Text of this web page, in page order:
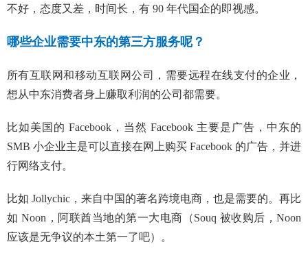
不好，态度又差，时间长，有 90 年代国企的即视感。
哪些企业需要中东的第三方服务呢？
所有互联网和移动互联网公司，需要远程在线支付的企业，
想从中东消费者身上赚取利润的公司都需要。
比如美国的 Facebook，当然 Facebook 主要是广告，中东的
SMB 小企业主是可以直接在网上购买 Facebook 的广告，并进
行网络支付。
比如 Jollychic，来自中国的著名跨境电商，也是需要的。再比
如 Noon，阿联酋当地的第一大电商（Souq 被收购后，Noon
应该是无争议的本土第一了吧）。